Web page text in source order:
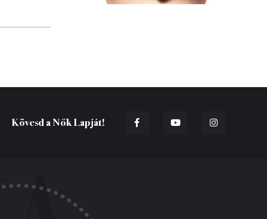
Kövesd a Nők Lapját!